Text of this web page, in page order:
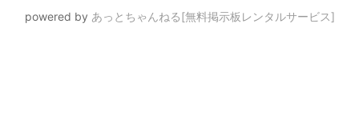
powered by あっとちゃんねる[無料掲示板レンタルサービス]